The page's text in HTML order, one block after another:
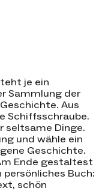
je ein
Sammlung der
Aus
Schiffsschraube.
seltsame Dinge.
und wähle ein
Geschichte.
Ende gestaltest
Buch:
schön